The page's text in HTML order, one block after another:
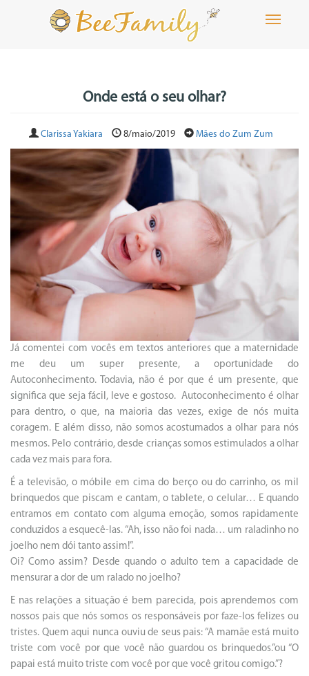
Toggle
Onde está o seu olhar?
Clarissa Yakiara 8/maio/2019 Mães do Zum Zum
Já comentei com vocês em textos anteriores que a maternidade
me deu um super presente, a oportunidade do
Autoconhecimento. Todavia, não é por que é um presente, que
significa que seja fácil, leve e gostoso. Autoconhecimento é olhar
para dentro, o que, na maioria das vezes, exige de nós muita
coragem. E além disso, não somos acostumados a olhar para nós
mesmos. Pelo contrário, desde crianças somos estimulados a olhar
cada vez mais para fora.
É a televisão, o móbile em cima do berço ou do carrinho, os mil
brinquedos que piscam e cantam, o tablete, o celular… E quando
entramos em contato com alguma emoção, somos rapidamente
conduzidos a esquecê-las. “Ah, isso não foi nada… um raladinho no
joelho nem dói tanto assim!”.
Oi? Como assim? Desde quando o adulto tem a capacidade de
mensurar a dor de um ralado no joelho?
E nas relações a situação é bem parecida, pois aprendemos com
nossos pais que nós somos os responsáveis por faze-los felizes ou
tristes. Quem aqui nunca ouviu de seus pais: “A mamãe está muito
triste com você por que você não guardou os brinquedos.”ou “O
papai está muito triste com você por que você gritou comigo.”?